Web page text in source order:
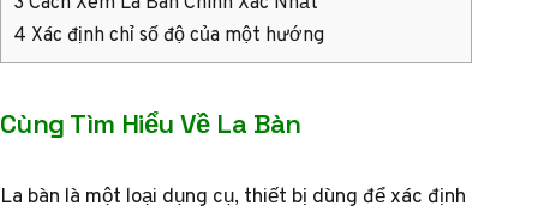
4 Xác định chỉ số độ của một hướng
Cùng Tìm Hiểu Về La Bàn
La bàn là một loại dụng cụ, thiết bị dùng để xác định